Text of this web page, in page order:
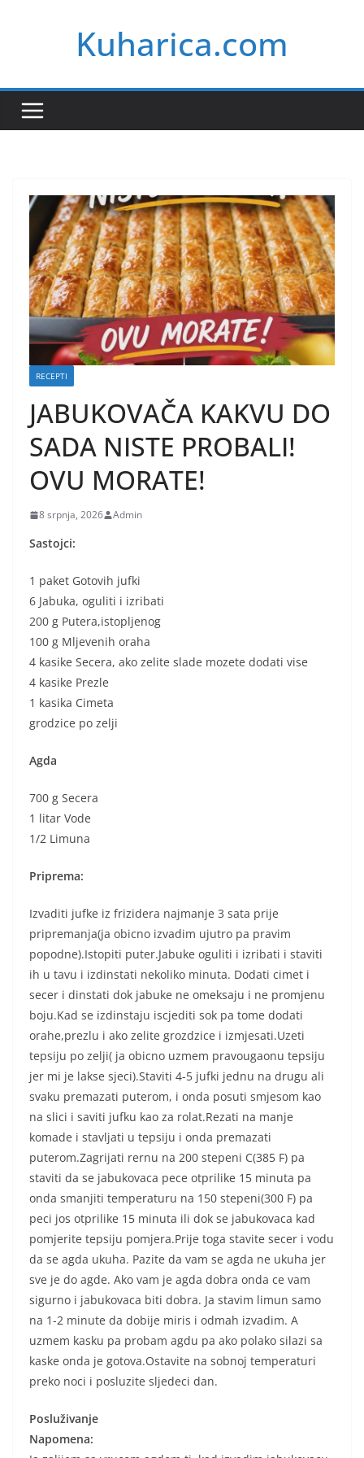
Kuharica.com
RECEPTI
JABUKOVAČA KAKVU DO
SADA NISTE PROBALI!
OVU MORATE!
8 srpnja, 2026 Admin
Sastojci:
1 paket Gotovih jufki
6 Jabuka, oguliti i izribati
200 g Putera,istopljenog
100 g Mljevenih oraha
4 kasike Secera, ako zelite slade mozete dodati vise
4 kasike Prezle
1 kasika Cimeta
grodzice po zelji
Agda
700 g Secera
1 litar Vode
1/2 Limuna
Priprema:
Izvaditi jufke iz frizidera najmanje 3 sata prije
pripremanja(ja obicno izvadim ujutro pa pravim
popodne).Istopiti puter.Jabuke oguliti i izribati i staviti
ih u tavu i izdinstati nekoliko minuta. Dodati cimet i
secer i dinstati dok jabuke ne omeksaju i ne promjenu
boju.Kad se izdinstaju iscjediti sok pa tome dodati
orahe,prezlu i ako zelite grozdzice i izmjesati.Uzeti
tepsiju po zelji( ja obicno uzmem pravougaonu tepsiju
jer mi je lakse sjeci).Staviti 4-5 jufki jednu na drugu ali
svaku premazati puterom, i onda posuti smjesom kao
na slici i saviti jufku kao za rolat.Rezati na manje
komade i stavljati u tepsiju i onda premazati
puterom.Zagrijati rernu na 200 stepeni C(385 F) pa
staviti da se jabukovaca pece otprilike 15 minuta pa
onda smanjiti temperaturu na 150 stepeni(300 F) pa
peci jos otprilike 15 minuta ili dok se jabukovaca kad
pomjerite tepsiju pomjera.Prije toga stavite secer i vodu
da se agda ukuha. Pazite da vam se agda ne ukuha jer
sve je do agde. Ako vam je agda dobra onda ce vam
sigurno i jabukovaca biti dobra. Ja stavim limun samo
na 1-2 minute da dobije miris i odmah izvadim. A
uzmem kasku pa probam agdu pa ako polako silazi sa
kaske onda je gotova.Ostavite na sobnoj temperaturi
preko noci i posluzite sljedeci dan.
Posluživanje
Napomena: